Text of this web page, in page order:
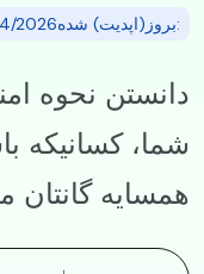
:بروز(اپدیت) شده3/4/2026
دانستن نحوه
شما، کسانیکه
همسایه